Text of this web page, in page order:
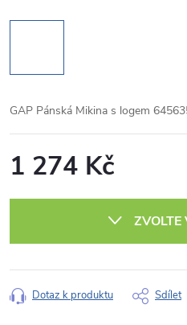
GAP Pánská Mikina s logem
1 274 Kč
Dotaz k produktu Sdílet